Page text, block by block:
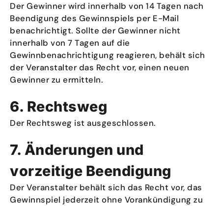
Der Gewinner wird innerhalb von 14 Tagen nach
Beendigung des Gewinnspiels per E-Mail
benachrichtigt. Sollte der Gewinner nicht
innerhalb von 7 Tagen auf die
Gewinnbenachrichtigung reagieren, behält sich
der Veranstalter das Recht vor, einen neuen
Gewinner zu ermitteln.
6. Rechtsweg
Der Rechtsweg ist ausgeschlossen.
7. Änderungen und
vorzeitige Beendigung
Der Veranstalter behält sich das Recht vor, das
Gewinnspiel jederzeit ohne Vorankündigung zu